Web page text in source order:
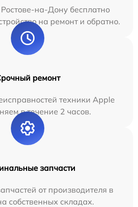
на-Дону бесплатно
на ремонт и обратно.
ремонт
техники Apple
в течение 2 часов.
запчасти
от производителя в
собственных складах.